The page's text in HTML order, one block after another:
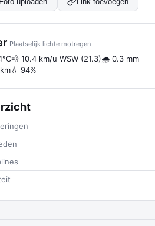
Plaatselijk lichte motregen
💨 10.4 km/u WSW (21.3)🌧 0.3 mm
💧 94%